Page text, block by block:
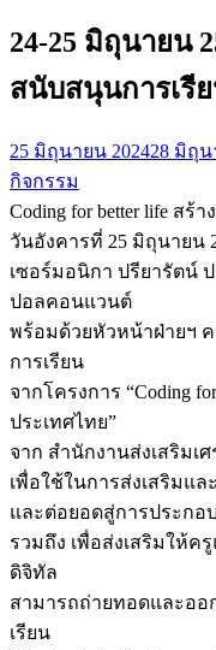
24-25 มิถุนายน
สนับสนุนการเรี
25 มิถุนายน 202428 มิถุน
กิจกรรม
Coding for better life ส
วันอังคารที่ 25 มิถุนายน
เซอร์มอนิกา ปรียารัตน์
ปอลคอนแวนต์
พร้อมด้วยหัวหน้าฝ่ายฯ
การเรียน
จากโครงการ “Coding
ประเทศไทย”
จาก สำนักงานส่งเสริมเ
เพื่อใช้ในการส่งเสริมแ
และต่อยอดสู่การประก
รวมถึง เพื่อส่งเสริมให้
ดิจิทัล
สามารถถ่ายทอดและออ
เรียน